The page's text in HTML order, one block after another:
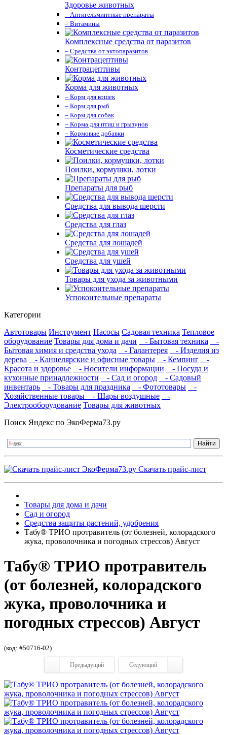
Здоровье животных
– Антигельминтные препараты
– Витамины
Комплексные средства от паразитов
– Средства от эктопаразитов
Контрацептивы
Корма для животных
– Корм для кошек
– Корм для рыб
– Корм для собак
– Корма для птиц и грызунов
– Кормовые добавки
Косметические средства
Поилки, кормушки, лотки
Препараты для рыб
Средства для вывода шерсти
Средства для глаз
Средства для лошадей
Средства для ушей
Товары для ухода за животными
Успокоительные препараты
Категории
Автотовары Инструмент Насосы Садовая техника Тепловое
оборудование Товары для дома и дачи - Бытовая техника
-
Бытовая химия и средства ухода
- Галантерея
- Изделия из
дерева
- Канцелярские и офисные товары - Кемпинг
-
Красота и здоровье
- Носители информации
- Посуда и
кухонные принадлежности
- Сад и огород
- Садовый
инвентарь
- Товары для праздника - Фототовары
-
Хозяйственные товары
- Шары воздушные
-
Электрооборудование Товары для животных
Поиск Яндекс по ЭкоФерма73.ру
Скачать прайс-лист
Товары для дома и дачи
Сад и огород
Средства защиты растений, удобрения
Табу® ТРИО протравитель (от болезней, колорадского
жука, проволочника и погодных стрессов) Август
Табу® ТРИО протравитель
(от болезней, колорадского
жука, проволочника и
погодных стрессов) Август
(код: #50716-02)
Предыдущий Седующий